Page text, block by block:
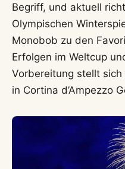
Begriff, und aktuell
Olympischen
Monobob zu den
Erfolgen im Weltcup
Vorbereitung stellt
in Cortina d’Ampezzo